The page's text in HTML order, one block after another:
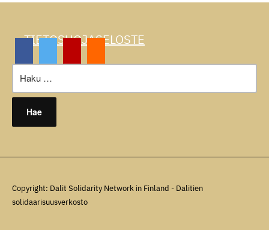
TIETOSUOJASELOSTE
Copyright: Dalit Solidarity Network in Finland - Dalitien
solidaarisuusverkosto